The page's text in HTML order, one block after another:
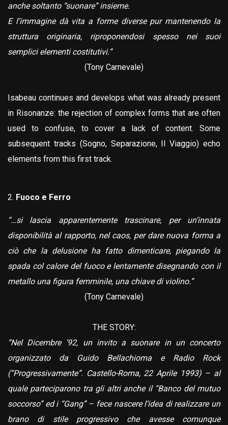
anche soltanto “suonare” insieme.
E l’immagine dà vita a forme diverse pur mantenendo la
struttura originaria, riproponendosi spesso nei suoi
semplici elementi costitutivi.”
(Tony Carnevale)
Isabeau continues and develops what was already present
in Risonanze: the rejection of complex forms that are often
used to confuse, to cover a lack of content. Some
subsequent tracks (Sogno, Separazione, Il Viaggio) echo
elements from this first track.
Fuoco e Ferro
“…si lascia apparentemente trascinare, per un’innata
disponibilità al rapporto, nel caos, per dare nuova forma a
ciò che la delusione ha fatto dimenticare, piegando la
spada col calore del fuoco e lentamente disegnando con il
metallo una figura femminile, una chiave di violino.”
(Tony Carnevale)
THE STORY:
“Nel Dicembre ’92, un invito a suonare in un concerto
organizzato da Guido Bellachioma e Radio Rock
(“Progressivamente”. Castello-Roma, 22 Aprile 1993) – al
quale parteciparono tra gli altri anche il “Banco del mutuo
soccorso” ed i “Gang” – fece nascere l’idea di realizzare un
brano di stile progressivo che avesse comunque